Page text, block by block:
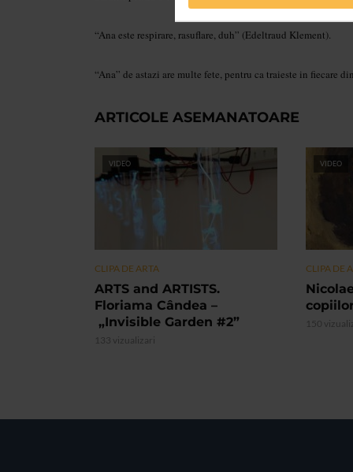
“Ana este respirare, rasuflare, duh” (Edeltraud Klement).
“Ana” de astazi are multe fete, pentru ca traieste in fiecare
ARTICOLE ASEMANATOARE
VIDEO
CLIPA DE ARTA
ARTS and ARTISTS.
Floriama Cândea –
„Invisible Garden #2”
133 vizualizari
VIDEO
CLIPA DE
150